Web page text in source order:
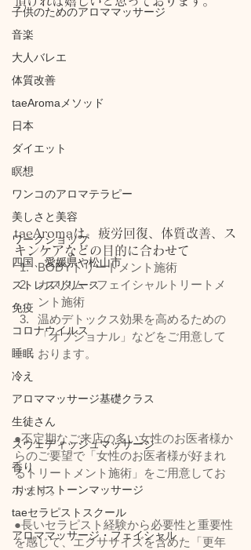
子供のためのアロママッサージ
音楽
大人バレエ
体質改善
taeAromaメソッド
日本
ダイエット
瞑想
ワンコのアロマテラピー
美しさと美容
ワークショップ
四国、愛媛県や松山市
ストレスリリース
免疫
コロナウイルス
睡眠
冷え
アロママッサージ基礎クラス
生徒さん
スウェディッシュマッサージ
香り
ホットストーンマッサージ
taeセラピストスクール
アロママッサージ・フェイシャル
taeAromaは、疲労回復、体質改善、ス
キンケアなどの目的に合わせて
BODYトリートメント施術
カスタム・フェイシャルトリートメ
ント施術
温めデトックス効果を高めるための
「オプショナル」などをご用意して
おります。
●不定期なご来店の多い女性のお医者様か
らのご要望で「女性のお医者様が好まれ
るトリートメント施術」をご用意してお
ります。
●長いセラピスト経験から必要性と重要性
を感じて、エクササイズを含めた「更年